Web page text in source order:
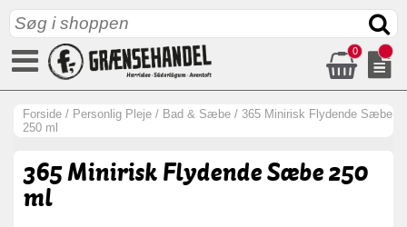
0
Forside / Personlig Pleje / Bad & Sæbe / 365 Minirisk Flydende Sæbe
250 ml
365 Minirisk Flydende Sæbe 250
ml